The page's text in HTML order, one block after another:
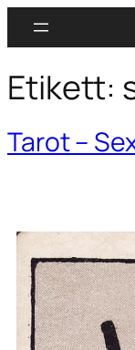
Etikett:
Tarot –